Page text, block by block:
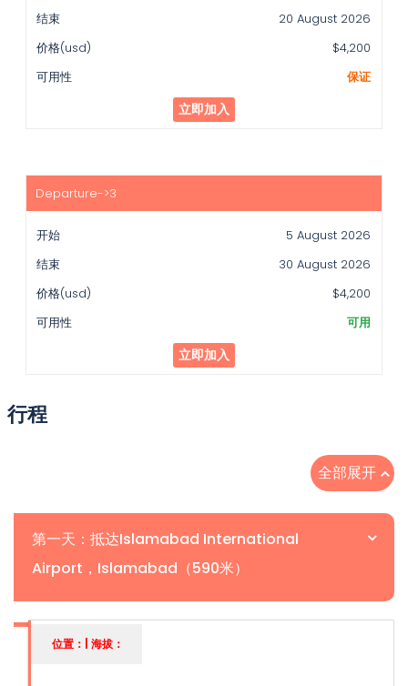
20 August 2026
$4,200
保证
立即加入
5 August 2026
30 August 2026
$4,200
可用
立即加入
行程
全部展开
第一天：抵达Islamabad International
Airport，Islamabad（590米）
位置：| 海拔：